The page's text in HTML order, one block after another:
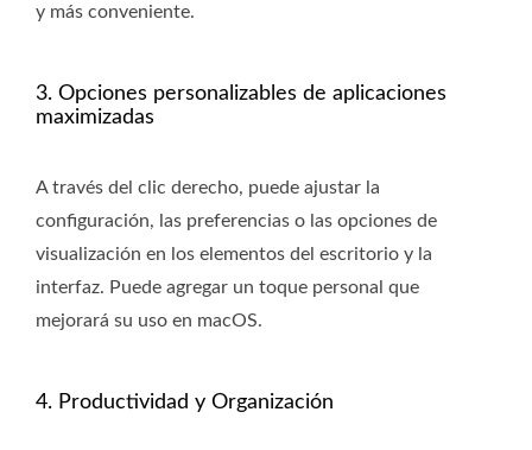
y más conveniente.
3. Opciones personalizables de aplicaciones
maximizadas
A través del clic derecho, puede ajustar la
configuración, las preferencias o las opciones de
visualización en los elementos del escritorio y la
interfaz. Puede agregar un toque personal que
mejorará su uso en macOS.
4. Productividad y Organización